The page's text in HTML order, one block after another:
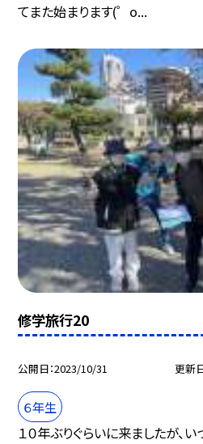
てまた始まります(゜o...
修学旅行20
公開日 2023/10/31 更新
６年生
１０年ぶりぐらいに来ましたが、